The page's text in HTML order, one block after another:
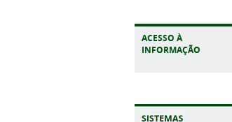
ACESSO À
INFORMAÇÃO